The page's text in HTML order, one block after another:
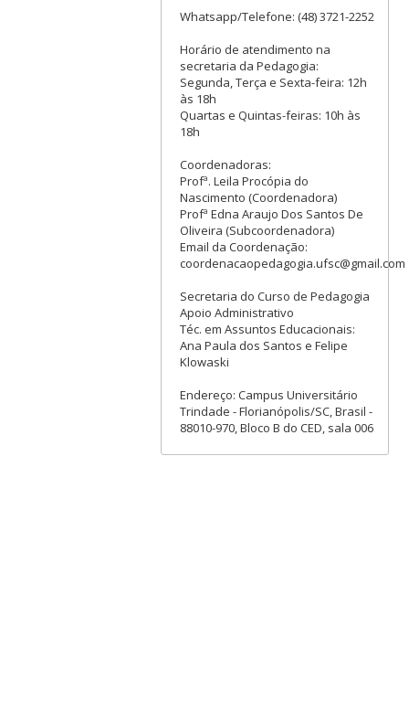
Whatsapp/Telefone: (48) 3721-2252
Horário de atendimento na
secretaria da Pedagogia:
Segunda, Terça e Sexta-feira: 12h
às 18h
Quartas e Quintas-feiras: 10h às
18h
Coordenadoras:
Profª. Leila Procópia do
Nascimento (Coordenadora)
Profª Edna Araujo Dos Santos De
Oliveira (Subcoordenadora)
Email da Coordenação:
coordenacaopedagogia.ufsc@gmail.com
Secretaria do Curso de Pedagogia
Apoio Administrativo
Téc. em Assuntos Educacionais:
Ana Paula dos Santos e Felipe
Klowaski
Endereço: Campus Universitário
Trindade - Florianópolis/SC, Brasil -
88010-970, Bloco B do CED, sala 006